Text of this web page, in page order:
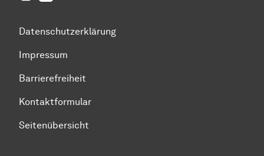
Datenschutzerklärung
Impressum
Barrierefreiheit
Kontaktformular
Seitenübersicht